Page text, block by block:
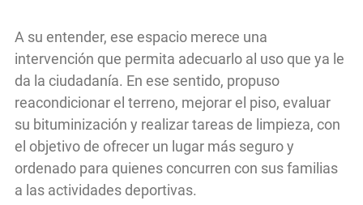
A su entender, ese espacio merece una
intervención que permita adecuarlo al uso que ya le
da la ciudadanía. En ese sentido, propuso
reacondicionar el terreno, mejorar el piso, evaluar
su bituminización y realizar tareas de limpieza, con
el objetivo de ofrecer un lugar más seguro y
ordenado para quienes concurren con sus familias
a las actividades deportivas.